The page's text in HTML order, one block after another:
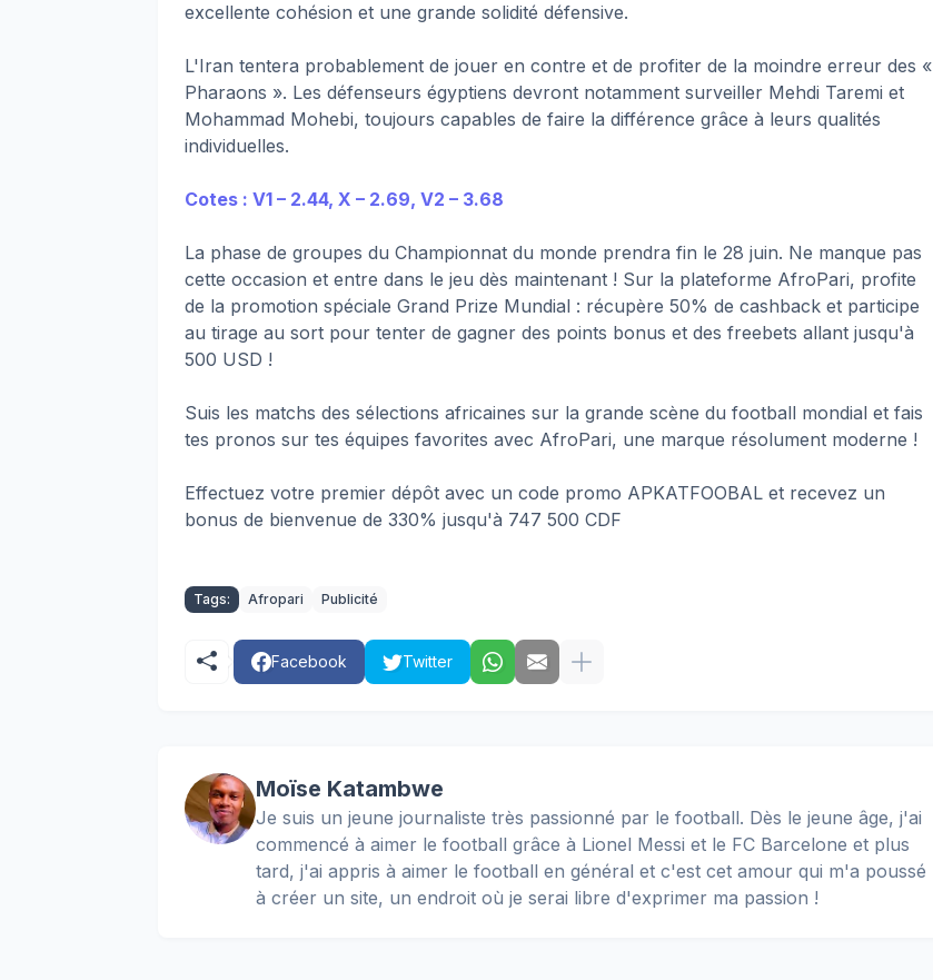
excellente cohésion et une grande solidité défensive.
L'Iran tentera probablement de jouer en contre et de profiter de la moindre erreur des «
Pharaons ». Les défenseurs égyptiens devront notamment surveiller Mehdi Taremi et
Mohammad Mohebi, toujours capables de faire la différence grâce à leurs qualités
individuelles.
Cotes : V1 – 2.44, X – 2.69, V2 – 3.68
La phase de groupes du Championnat du monde prendra fin le 28 juin. Ne manque pas
cette occasion et entre dans le jeu dès maintenant ! Sur la plateforme AfroPari, profite
de la promotion spéciale Grand Prize Mundial : récupère 50% de cashback et participe
au tirage au sort pour tenter de gagner des points bonus et des freebets allant jusqu'à
500 USD !
Suis les matchs des sélections africaines sur la grande scène du football mondial et fais
tes pronos sur tes équipes favorites avec AfroPari, une marque résolument moderne !
Effectuez votre premier dépôt avec un code promo APKATFOOBAL et recevez un
bonus de bienvenue de 330% jusqu'à 747 500 CDF
Tags: Afropari Publicité
Facebook Twitter
Moïse Katambwe
Je suis un jeune journaliste très passionné par le football. Dès le jeune âge, j'ai
commencé à aimer le football grâce à Lionel Messi et le FC Barcelone et plus
tard, j'ai appris à aimer le football en général et c'est cet amour qui m'a poussé
à créer un site, un endroit où je serai libre d'exprimer ma passion !